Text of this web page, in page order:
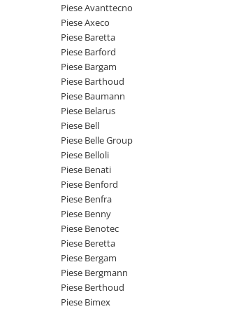
Bobina de oprire
Bobina de acceleratie
Curea alternator - transmisie
Curea distributie
Esapament
Busoane - dopuri
Ventilatoare
Pompa de ulei
Turbosuflanta
Diverse piese motor
Furtune si conducte
Vibrochen - ax came - arbore cotit
Piese Massey Ferguson
Piese Steyr
Piese Landini
Piese New Holland
Piese Takeuchi
Piese Kobelco
Piese Jungheinrich
Piese Claas
Piese Iveco
Piese Nifty Lift
Piese Grove
Piese motor Perkins
Piese Deutz Fahr
Piese Atlas Copco
Piese Avanttecno
Piese Axeco
Piese Baretta
Piese Barford
Piese Bargam
Piese Barthoud
Piese Baumann
Piese Belarus
Piese Bell
Piese Belle Group
Piese Belloli
Piese Benati
Piese Benford
Piese Benfra
Piese Benny
Piese Benotec
Piese Beretta
Piese Bergam
Piese Bergmann
Piese Berthoud
Piese Bimex